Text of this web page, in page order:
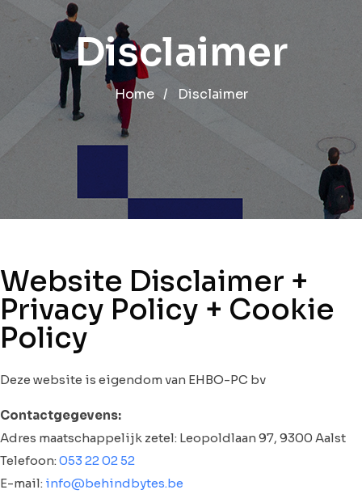
Disclaimer
Home / Disclaimer
Website Disclaimer +
Privacy Policy + Cookie
Policy
Deze website is eigendom van EHBO-PC bv
Contactgegevens:
Adres maatschappelijk zetel: Leopoldlaan 97, 9300 Aalst
Telefoon:053 22 02 52
E-mail: info@behindbytes.be